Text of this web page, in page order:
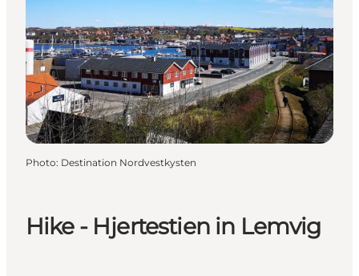
Quoi faire
Hébergements
Planifiez votre voyage
Hike - Hjertestien in Lemvig
Photo: Destination Nordvestkysten